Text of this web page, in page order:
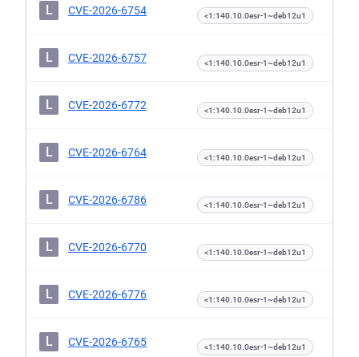
L CVE-2026-6754 <1:140.10.0esr-1~deb12u1
L CVE-2026-6757 <1:140.10.0esr-1~deb12u1
L CVE-2026-6772 <1:140.10.0esr-1~deb12u1
L CVE-2026-6764 <1:140.10.0esr-1~deb12u1
L CVE-2026-6786 <1:140.10.0esr-1~deb12u1
L CVE-2026-6770 <1:140.10.0esr-1~deb12u1
L CVE-2026-6776 <1:140.10.0esr-1~deb12u1
L CVE-2026-6765 <1:140.10.0esr-1~deb12u1